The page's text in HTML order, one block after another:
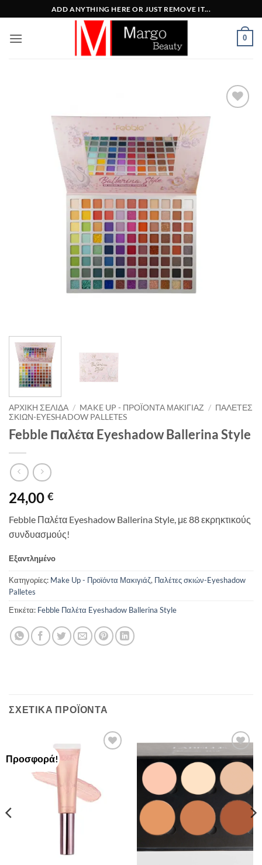
στο
περιεχόμενο
ADD ANYTHING HERE OR JUST REMOVE IT...
0
ΑΡΧΙΚΉ ΣΕΛΊΔΑ / MAKE UP - ΠΡΟΪΌΝΤΑ ΜΑΚΙΓΙΆΖ / ΠΑΛΈΤΕΣ
ΣΚΙΏΝ-EYESHADOW PALLETES
Febble Παλέτα Eyeshadow Ballerina Style
24,00 €
Febble Παλέτα Eyeshadow Ballerina Style, με 88 εκρηκτικούς
συνδυασμούς!
Εξαντλημένο
Κατηγορίες: Make Up - Προϊόντα Μακιγιάζ, Παλέτες σκιών-Eyeshadow
Palletes
Ετικέτα: Febble Παλέτα Eyeshadow Ballerina Style
ΣΧΕΤΙΚΆ ΠΡΟΪΌΝΤΑ
Προσφορά!
Add to
Wishlist